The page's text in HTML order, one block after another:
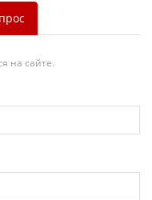
на сайте.